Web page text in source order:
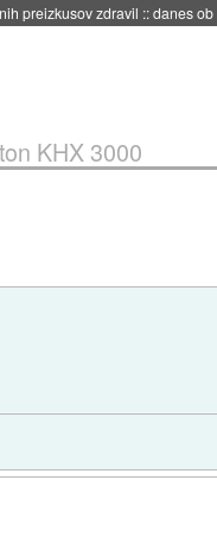
za naslednji dve leti::danes
KHX 3000